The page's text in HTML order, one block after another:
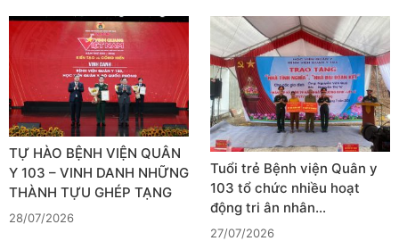
TỰ HÀO BỆNH VIỆN QUÂN
Y 103 – VINH DANH NHỮNG
THÀNH TỰU GHÉP TẠNG
28/07/2026
Tuổi trẻ Bệnh viện Quân y
103 tổ chức nhiều hoạt
động tri ân nhân…
27/07/2026